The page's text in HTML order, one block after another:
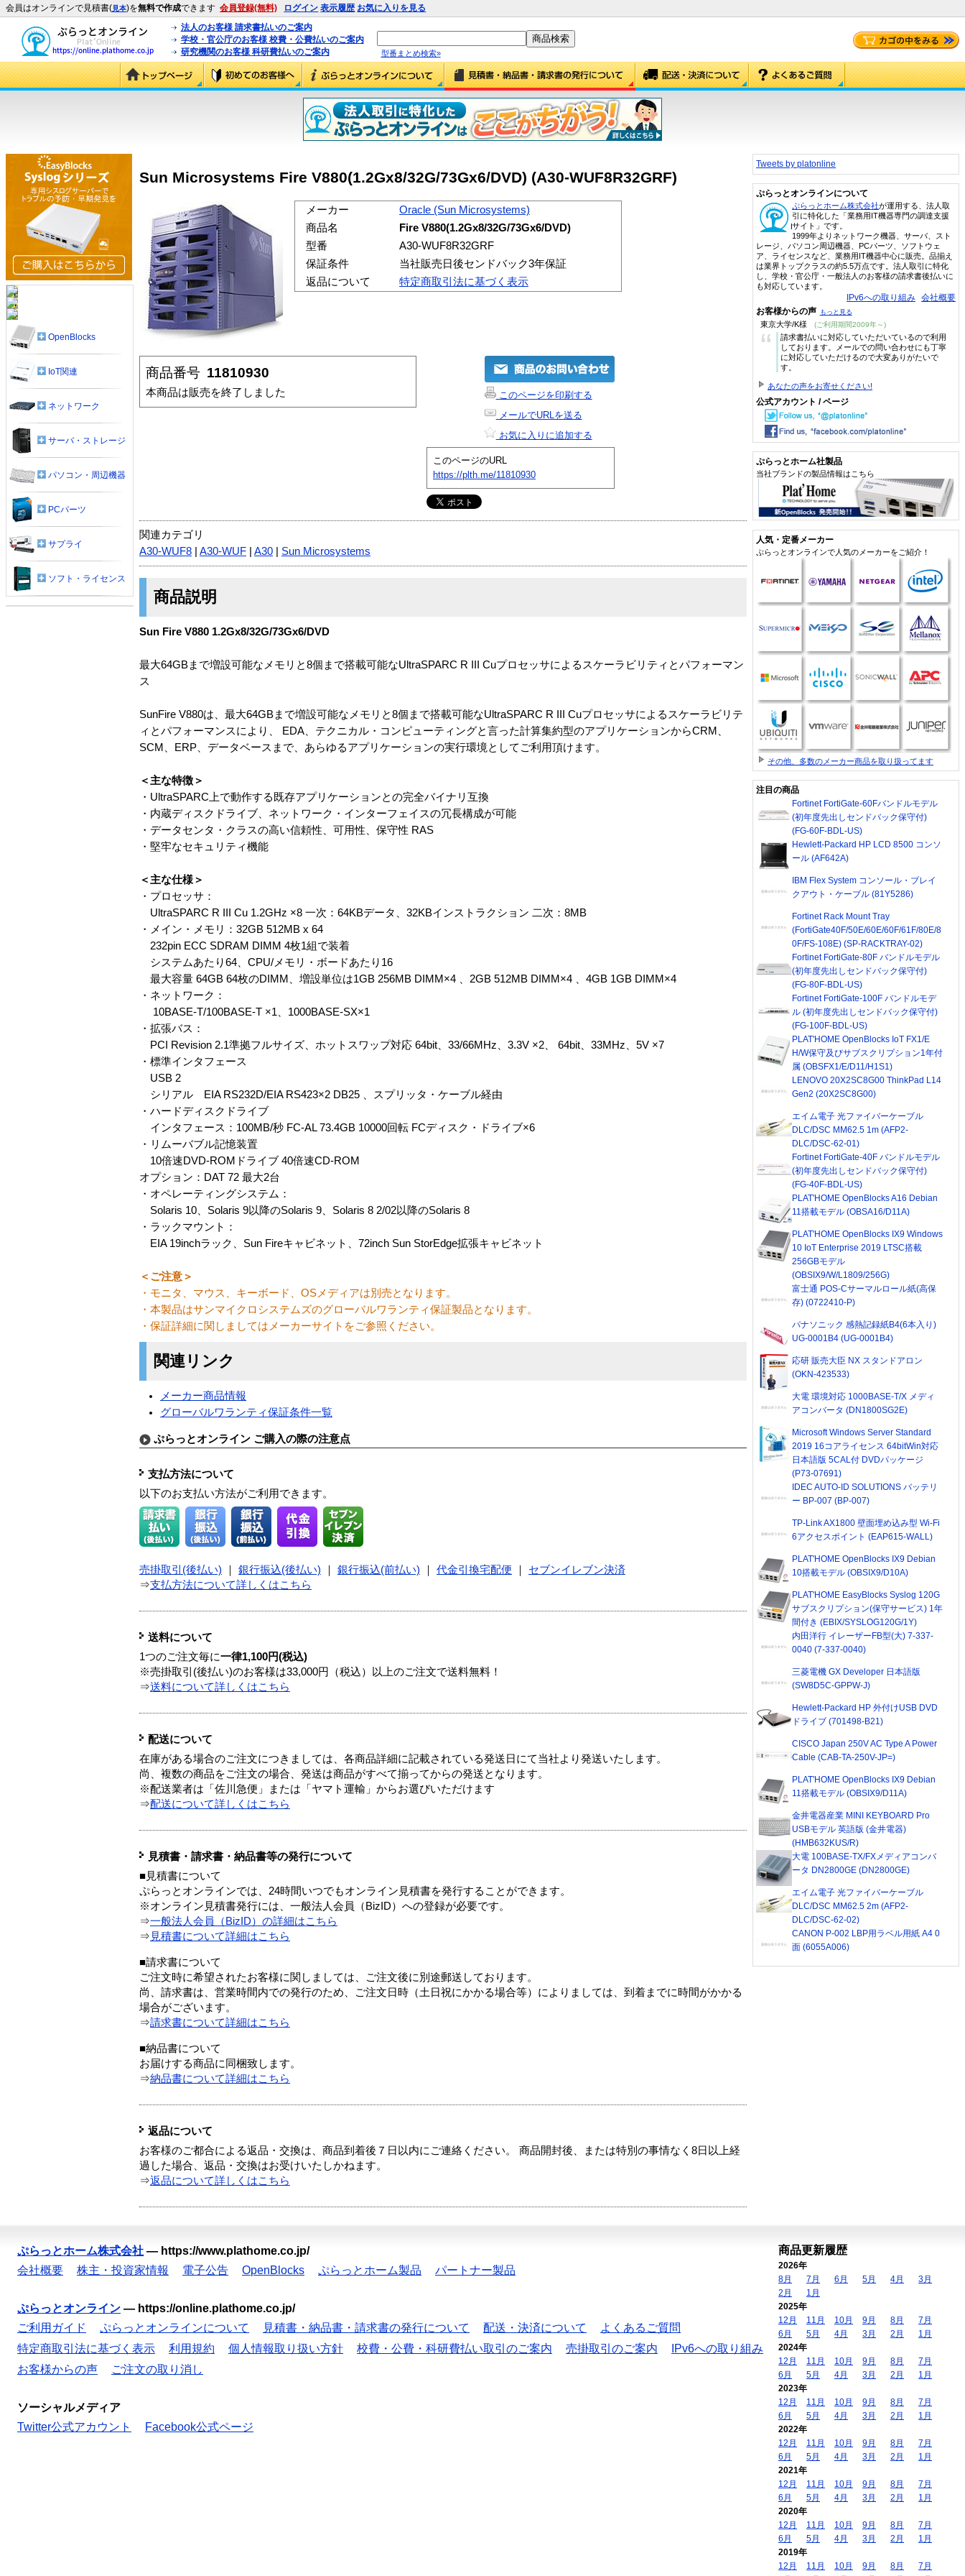
会員はオンラインで見積書(見本)を無料で作成できます 会員登録(無料) ログイン 表示履歴 お気に入りを見る
法人のお客様 請求書払いのご案内
学校・官公庁のお客様 校費・公費払いのご案内
研究機関のお客様 科研費払いのご案内
型番まとめ検索»
Sun Microsystems Fire V880(1.2Gx8/32G/73Gx6/DVD) (A30-WUF8R32GRF)
メーカー
Oracle (Sun Microsystems)
商品名
Fire V880(1.2Gx8/32G/73Gx6/DVD)
型番
A30-WUF8R32GRF
保証条件
当社販売日後センドバック3年保証
返品について
特定商取引法に基づく表示
商品番号 11810930
本商品は販売を終了しました
このページを印刷する
メールでURLを送る
お気に入りに追加する
このページのURL
https://plth.me/11810930
関連カテゴリ
A30-WUF8
A30-WUF A30 Sun Microsystems
商品説明
Sun Fire V880 1.2Gx8/32G/73Gx6/DVD
最大64GBまで増設可能なメモリと8個まで搭載可能なUltraSPARC R III Cuプロセッサによるスケーラビリティとパフォーマン
ス
SunFire V880は、最大64GBまで増設可能なメモリと8個まで搭載可能なUltraSPARC R III Cuプロセッサによるスケーラビリテ
ィとパフォーマンスにより、 EDA、テクニカル・コンピューティングと言った計算集約型のアプリケーションからCRM、
SCM、ERP、データベースまで、あらゆるアプリケーションの実行環境としてご利用頂けます。
＜主な特徴＞
・UltraSPARC上で動作する既存アプリケーションとの完全バイナリ互換
・内蔵ディスクドライブ、ネットワーク・インターフェイスの冗長構成が可能
・データセンタ・クラスの高い信頼性、可用性、保守性 RAS
・堅牢なセキュリティ機能
＜主な仕様＞
・プロセッサ：
UltraSPARC R III Cu 1.2GHz ×8 一次：64KBデータ、32KBインストラクション 二次：8MB
・メイン・メモリ：32GB 512MB x 64
232pin ECC SDRAM DIMM 4枚1組で装着
システムあたり64、CPU/メモリ・ボードあたり16
最大容量 64GB 64枚のDIMM、増設単位は1GB 256MB DIMM×4 、2GB 512MB DIMM×4 、4GB 1GB DIMM×4
・ネットワーク：
10BASE-T/100BASE-T ×1、1000BASE-SX×1
・拡張バス：
PCI Revision 2.1準拠フルサイズ、ホットスワップ対応 64bit、33/66MHz、3.3V ×2、 64bit、33MHz、5V ×7
・標準インタフェース
USB 2
シリアル EIA RS232D/EIA RS423×2 DB25 、スプリッタ・ケーブル経由
・ハードディスクドライブ
インタフェース：100MB/秒 FC-AL 73.4GB 10000回転 FCディスク・ドライブ×6
・リムーバブル記憶装置
10倍速DVD-ROMドライブ 40倍速CD-ROM
オプション：DAT 72 最大2台
・オペレーティングシステム：
Solaris 10、Solaris 9以降のSolaris 9、Solaris 8 2/02以降のSolaris 8
・ラックマウント：
EIA 19inchラック、Sun Fireキャビネット、72inch Sun StorEdge拡張キャビネット
＜ご注意＞
・モニタ、マウス、キーボード、OSメディアは別売となります。
・本製品はサンマイクロシステムズのグローバルワランティ保証製品となります。
・保証詳細に関しましてはメーカーサイトをご参照ください。
関連リンク
メーカー商品情報
グローバルワランティ保証条件一覧
ぷらっとオンライン ご購入の際の注意点
支払方法について
以下のお支払い方法がご利用できます。
売掛取引(後払い) 銀行振込(後払い) 銀行振込(前払い) 代金引換宅配便
セブンイレブン決済
⇒支払方法について詳しくはこちら
送料について
1つのご注文毎に一律1,100円(税込)
※売掛取引(後払い)のお客様は33,000円（税込）以上のご注文で送料無料！
⇒送料について詳しくはこちら
配送について
在庫がある場合のご注文につきましては、各商品詳細に記載されている発送日にて当社より発送いたします。
尚、複数の商品をご注文の場合、発送は商品がすべて揃ってからの発送となります。
※配送業者は「佐川急便」または「ヤマト運輸」からお選びいただけます
⇒配送について詳しくはこちら
見積書・請求書・納品書等の発行について
■見積書について
ぷらっとオンラインでは、24時間いつでもオンライン見積書を発行することができます。
※オンライン見積書発行には、一般法人会員（BizID）への登録が必要です。
⇒一般法人会員（BizID）の詳細はこちら
⇒ 見積書について詳細はこちら
■請求書について
ご注文時に希望されたお客様に関しましては、ご注文後に別途郵送しております。
尚、請求書は、営業時間内での発行のため、ご注文日時（土日祝にかかる場合等）によりましては、到着までに時間がかかる
場合がございます。
⇒請求書について詳細はこちら
■納品書について
お届けする商品に同梱致します。
⇒納品書について詳細はこちら
返品について
お客様のご都合による返品・交換は、商品到着後７日以内にご連絡ください。 商品開封後、または特別の事情なく8日以上経
過した場合、返品・交換はお受けいたしかねます。
⇒返品について詳しくはこちら
OpenBlocks
IoT関連
ネットワーク
サーバ・ストレージ
パソコン・周辺機器
PCパーツ
サプライ
ソフト・ライセンス
Tweets by platonline
ぷらっとオンラインについて
ぷらっとホーム株式会社が運用する、法人取
引に特化した「業務用IT機器専門の調達支援
サイト」です。
1999年よりネットワーク機器、サーバ、スト
レージ、パソコン周辺機器、PCパーツ、ソフトウェ
ア、ライセンスなど、業務用IT機器中心に販売。品揃え
は業界トップクラスの約5.5万点です。法人取引に特化
し、学校・官公庁・一般法人のお客様の請求書後払いに
も対応しています。
IPv6への取り組み 会社概要
お客様からの声 もっと見る
東京大学/K様 (ご利用期間2009年～)
“
請求書払いに対応していただいているので利用
しております。メールでの問い合わせにも丁寧
に対応していただけるので大変ありがたいで
す。
あなたの声をお寄せください!
公式アカウント / ページ
ぷらっとホーム社製品
当社ブランドの製品情報はこちら
人気・定番メーカー
ぷらっとオンラインで人気のメーカーをご紹介！
その他、多数のメーカー商品を取り扱ってます
注目の商品
Fortinet FortiGate-60Fバンドルモデル
(初年度先出しセンドバック保守付)
(FG-60F-BDL-US)
Hewlett-Packard HP LCD 8500 コンソ
ール (AF642A)
IBM Flex System コンソール・ブレイ
クアウト・ケーブル (81Y5286)
Fortinet Rack Mount Tray
(FortiGate40F/50E/60E/60F/61F/80E/8
0F/FS-108E) (SP-RACKTRAY-02)
Fortinet FortiGate-80F バンドルモデル
(初年度先出しセンドバック保守付)
(FG-80F-BDL-US)
Fortinet FortiGate-100F バンドルモデ
ル (初年度先出しセンドバック保守付)
(FG-100F-BDL-US)
PLAT'HOME OpenBlocks IoT FX1/E
H/W保守及びサブスクリプション1年付
属 (OBSFX1/E/D11/H1S1)
LENOVO 20X2SC8G00 ThinkPad L14
Gen2 (20X2SC8G00)
エイム電子 光ファイバーケーブル
DLC/DSC MM62.5 1m (AFP2-
DLC/DSC-62-01)
Fortinet FortiGate-40F バンドルモデル
(初年度先出しセンドバック保守付)
(FG-40F-BDL-US)
PLAT'HOME OpenBlocks A16 Debian
11搭載モデル (OBSA16/D11A)
PLAT'HOME OpenBlocks IX9 Windows
10 IoT Enterprise 2019 LTSC搭載
256GBモデル
(OBSIX9/W/L1809/256G)
富士通 POS-Cサーマルロール紙(高保
存) (0722410-P)
パナソニック 感熱記録紙B4(6本入り)
UG-0001B4 (UG-0001B4)
応研 販売大臣 NX スタンドアロン
(OKN-423533)
大電 環境対応 1000BASE-T/X メディ
アコンバータ (DN1800SG2E)
Microsoft Windows Server Standard
2019 16コアライセンス 64bitWin対応
日本語版 5CAL付 DVDパッケージ
(P73-07691)
IDEC AUTO-ID SOLUTIONS バッテリ
ー BP-007 (BP-007)
TP-Link AX1800 壁面埋め込み型 Wi-Fi
6アクセスポイント (EAP615-WALL)
PLAT'HOME OpenBlocks IX9 Debian
10搭載モデル (OBSIX9/D10A)
PLAT'HOME EasyBlocks Syslog 120G
サブスクリプション(保守サービス) 1年
間付き (EBIX/SYSLOG120G/1Y)
内田洋行 イレーザーFB型(大) 7-337-
0040 (7-337-0040)
三菱電機 GX Developer 日本語版
(SW8D5C-GPPW-J)
Hewlett-Packard HP 外付けUSB DVD
ドライブ (701498-B21)
CISCO Japan 250V AC Type A Power
Cable (CAB-TA-250V-JP=)
PLAT'HOME OpenBlocks IX9 Debian
11搭載モデル (OBSIX9/D11A)
金井電器産業 MINI KEYBOARD Pro
USBモデル 英語版 (金井電器)
(HMB632KUS/R)
大電 100BASE-TX/FXメディアコンバ
ータ DN2800GE (DN2800GE)
エイム電子 光ファイバーケーブル
DLC/DSC MM62.5 2m (AFP2-
DLC/DSC-62-02)
CANON P-002 LBP用ラベル用紙 A4 0
面 (6055A006)
ぷらっとホーム株式会社 — https://www.plathome.co.jp/
会社概要
株主・投資家情報 電子公告 OpenBlocks ぷらっとホーム製品 パートナー製品
ぷらっとオンライン — https://online.plathome.co.jp/
ご利用ガイド
ぷらっとオンラインについて 見積書・納品書・請求書の発行について 配送・決済について
よくあるご質問
特定商取引法に基づく表示
利用規約 個人情報取り扱い方針 校費・公費・科研費払い取引のご案内 売掛取引のご案内
IPv6への取り組み
お客様からの声
ご注文の取り消し
ソーシャルメディア
Twitter公式アカウント
Facebook公式ページ
商品更新履歴
2026年
8月
7月 6月 5月 4月
3月
2月
1月
2025年
12月
11月 10月 9月 8月
7月
6月
5月 4月 3月 2月
1月
2024年
12月
11月 10月 9月 8月
7月
6月
5月 4月 3月 2月
1月
2023年
12月
11月 10月 9月 8月
7月
6月
5月 4月 3月 2月
1月
2022年
12月
11月 10月 9月 8月
7月
6月
5月 4月 3月 2月
1月
2021年
12月
11月 10月 9月 8月
7月
6月
5月 4月 3月 2月
1月
2020年
12月
11月 10月 9月 8月
7月
6月
5月 4月 3月 2月
1月
2019年
12月
11月 10月 9月 8月
7月